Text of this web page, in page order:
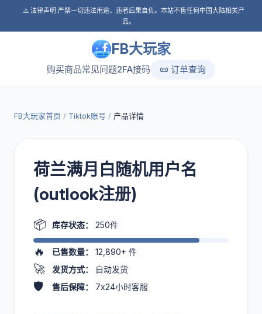
⚠️ 法律声明:严禁一切违法用途，违者后果自负。本站不售任何中国大陆相关产
品。
FB大玩家
购买商品常见问题2FA接码 📜 订单查询
FB大玩家首页 / Tiktok账号 / 产品详情
荷兰满月白随机用户名
(outlook注册)
📦 库存状态： 250件
🔥 已售数量： 12,890+ 件
🚀 发货方式： 自动发货
🛡️ 售后保障： 7x24小时客服